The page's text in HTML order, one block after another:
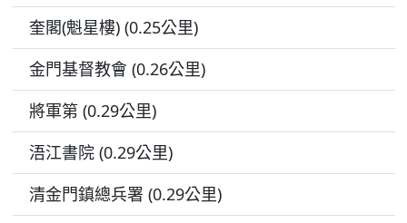
奎閣(魁星樓) (0.25公里)
金門基督教會 (0.26公里)
將軍第 (0.29公里)
浯江書院 (0.29公里)
清金門鎮總兵署 (0.29公里)